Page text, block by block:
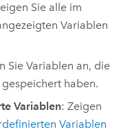
Sie alle im
Variablen
Sie Variablen an, die
haben.
Variablen: Zeigen
Variablen